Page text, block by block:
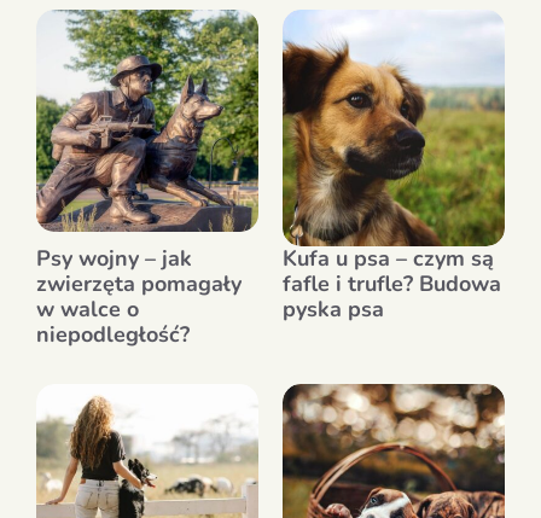
Psy wojny – jak
zwierzęta pomagały
w walce o
niepodległość?
Kufa u psa – czym są
fafle i trufle? Budowa
pyska psa